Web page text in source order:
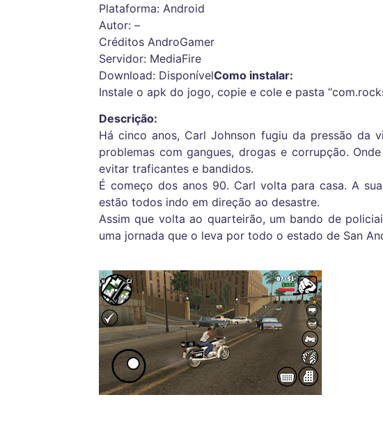
Plataforma: Android
Autor: –
Créditos AndroGamer
Servidor: MediaFire
Download: DisponívelComo instalar:
Instale o apk do jogo, copie e cole e pasta
Descrição:
Há cinco anos, Carl Johnson fugiu da pressão da
problemas com gangues, drogas e corrupção.
evitar traficantes e bandidos.
É começo dos anos 90. Carl volta para casa. A
estão todos indo em direção ao desastre.
Assim que volta ao quarteirão, um bando de
uma jornada que o leva por todo o estado de San